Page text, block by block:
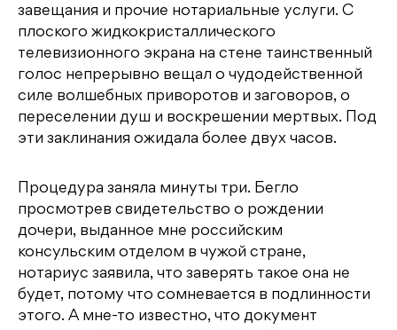
завещания и прочие нотариальные услуги. С
плоского жидкокристаллического
телевизионного экрана на стене таинственный
голос непрерывно вещал о чудодейственной
силе волшебных приворотов и заговоров, о
переселении душ и воскрешении мертвых. Под
эти заклинания ожидала более двух часов.
Процедура заняла минуты три. Бегло
просмотрев свидетельство о рождении
дочери, выданное мне российским
консульским отделом в чужой стране,
нотариус заявила, что заверять такое она не
будет, потому что сомневается в подлинности
этого. А мне-то известно, что документ